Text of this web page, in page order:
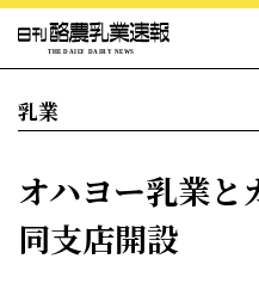
乳業
オハヨー乳業と
同支店開設